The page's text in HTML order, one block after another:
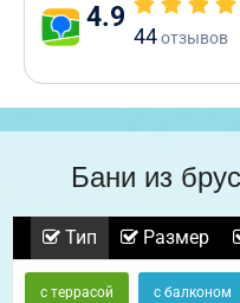
4.9
44отзывов
Бани из
Тип Размер
с террасой с балконом